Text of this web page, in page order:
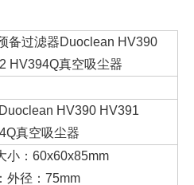
备过滤器Duoclean HV390
HV394Q真空吸尘器
HV390 HV391
真空吸尘器
小：60x60x85mm
外径：75mm